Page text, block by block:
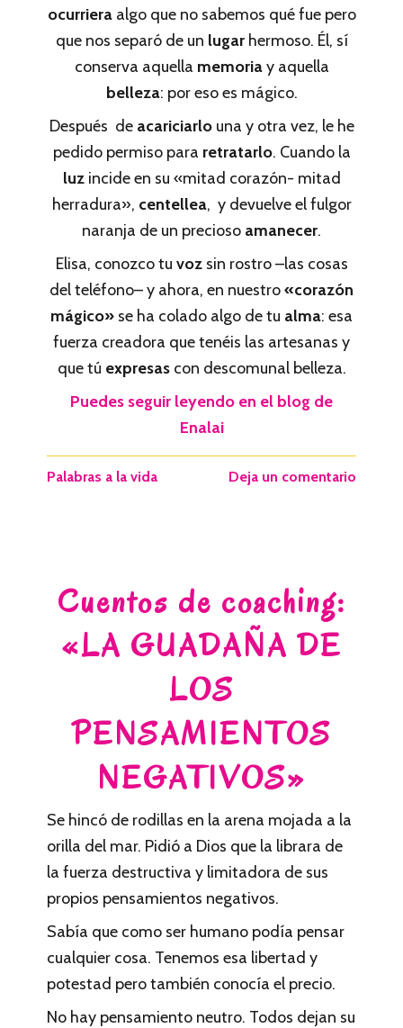
ocurrieraalgo que no sabemos qué fue pero
que nos separó de un lugarhermoso. Él, sí
conserva aquella memoriay aquella
belleza: por eso es mágico.
Después de acariciarlouna y otra vez, le he
pedido permiso para retratarlo. Cuando la
luzincide en su «mitad corazón- mitad
herradura», centellea, y devuelve el fulgor
naranja de un precioso amanecer.
Elisa, conozco tu vozsin rostro –las cosas
del teléfono– y ahora, en nuestro«corazón
mágico» se ha colado algo de tu alma: esa
fuerza creadora que tenéis las artesanas y
que tú expresascon descomunal belleza.
Puedes seguir leyendo en el blog de
Enalai
Palabras a la vida Deja un comentario
Cuentos de coaching:
«LA GUADAÑA DE
LOS
PENSAMIENTOS
NEGATIVOS»
Se hincó de rodillas en la arena mojada a la
orilla del mar. Pidió a Dios que la librara de
la fuerza destructiva y limitadora de sus
propios pensamientos negativos.
Sabía que como ser humano podía pensar
cualquier cosa. Tenemos esa libertad y
potestad pero también conocía el precio.
No hay pensamiento neutro. Todos dejan su